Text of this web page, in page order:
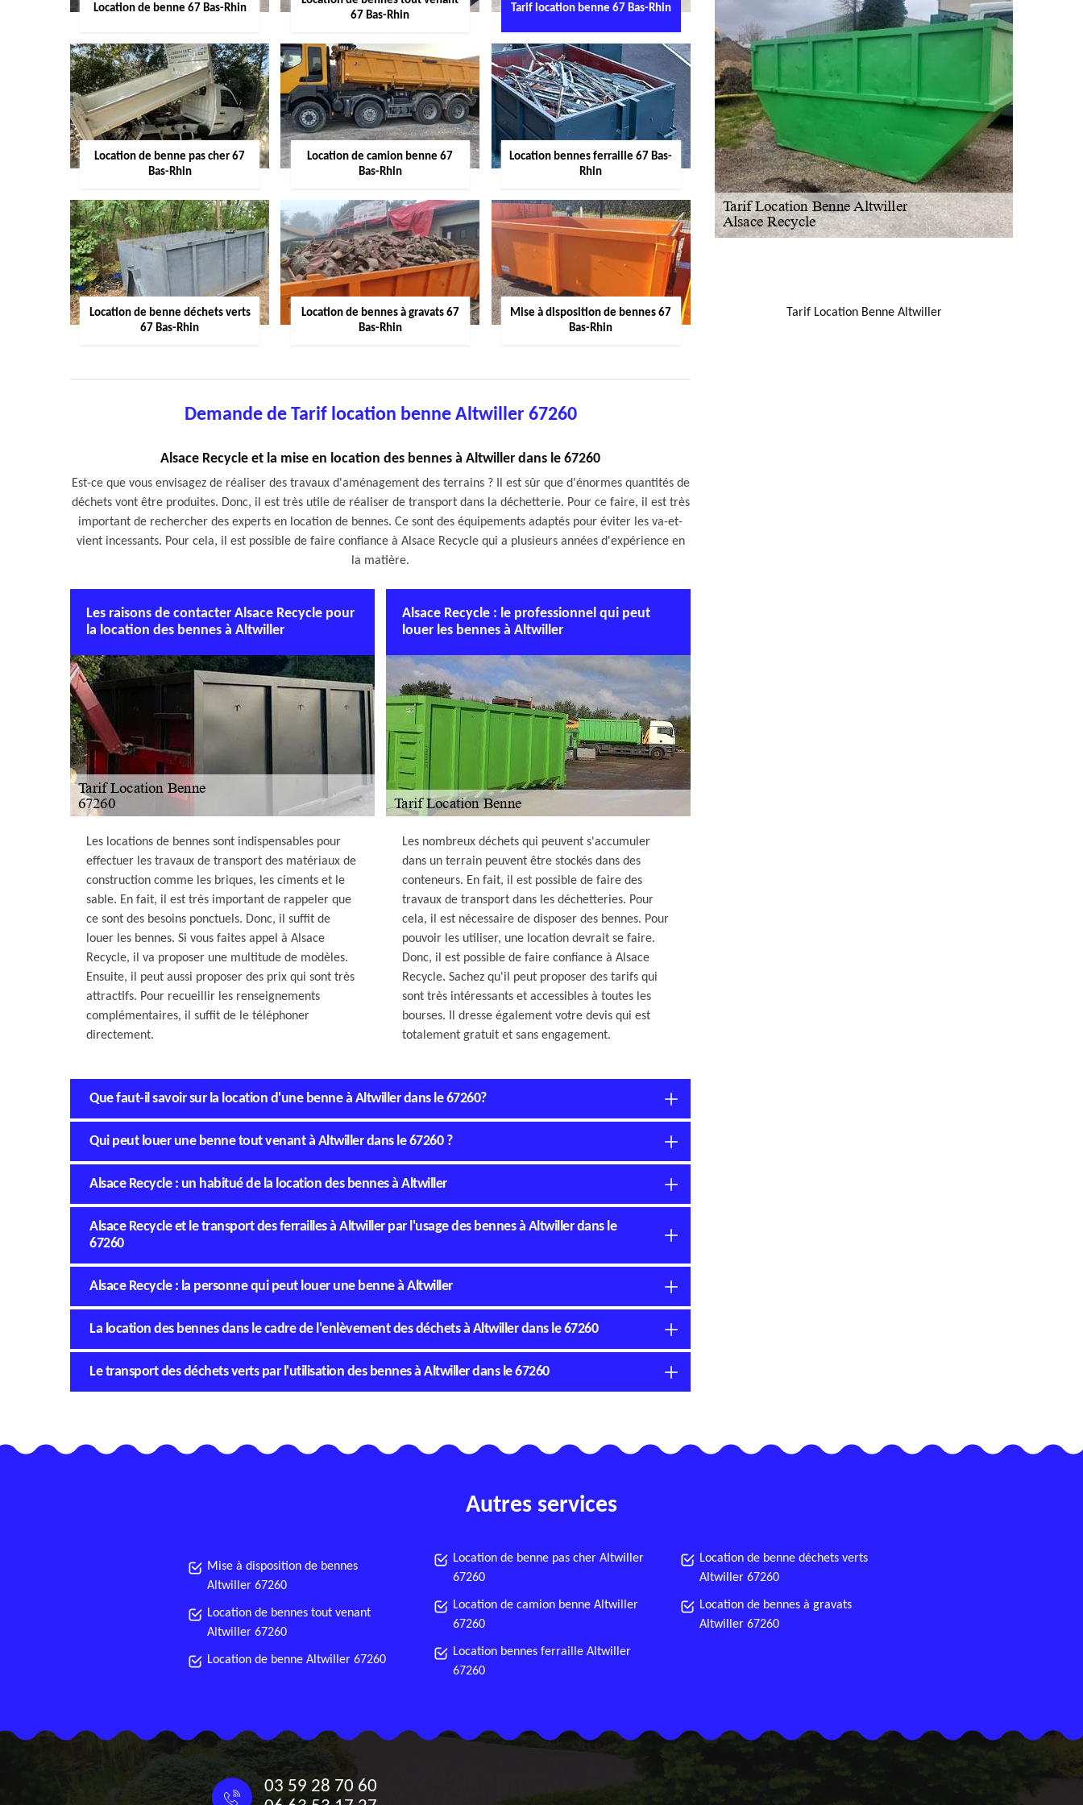
Location de benne 67 Bas-Rhin
67 Bas-Rhin
Tarif location benne 67 Bas-Rhin
Location de benne pas cher 67
Bas-Rhin
Location de camion benne 67
Bas-Rhin
Location bennes ferraille 67 Bas-
Rhin
Location de benne déchets verts
67 Bas-Rhin
Location de bennes à gravats 67
Bas-Rhin
Mise à disposition de bennes 67
Bas-Rhin
Demande de Tarif location benne Altwiller 67260
Alsace Recycle et la mise en location des bennes à Altwiller dans le 67260
Est-ce que vous envisagez de réaliser des travaux d'aménagement des terrains ? Il est sûr que d'énormes quantités de
déchets vont être produites. Donc, il est très utile de réaliser de transport dans la déchetterie. Pour ce faire, il est très
important de rechercher des experts en location de bennes. Ce sont des équipements adaptés pour éviter les va-et-
vient incessants. Pour cela, il est possible de faire confiance à Alsace Recycle qui a plusieurs années d'expérience en
la matière.
Les raisons de contacter Alsace Recycle pour
la location des bennes à Altwiller
Les locations de bennes sont indispensables pour
effectuer les travaux de transport des matériaux de
construction comme les briques, les ciments et le
sable. En fait, il est très important de rappeler que
ce sont des besoins ponctuels. Donc, il suffit de
louer les bennes. Si vous faites appel à Alsace
Recycle, il va proposer une multitude de modèles.
Ensuite, il peut aussi proposer des prix qui sont très
attractifs. Pour recueillir les renseignements
complémentaires, il suffit de le téléphoner
directement.
Alsace Recycle : le professionnel qui peut
louer les bennes à Altwiller
Les nombreux déchets qui peuvent s'accumuler
dans un terrain peuvent être stockés dans des
conteneurs. En fait, il est possible de faire des
travaux de transport dans les déchetteries. Pour
cela, il est nécessaire de disposer des bennes. Pour
pouvoir les utiliser, une location devrait se faire.
Donc, il est possible de faire confiance à Alsace
Recycle. Sachez qu'il peut proposer des tarifs qui
sont très intéressants et accessibles à toutes les
bourses. Il dresse également votre devis qui est
totalement gratuit et sans engagement.
Que faut-il savoir sur la location d'une benne à Altwiller dans le 67260?
Qui peut louer une benne tout venant à Altwiller dans le 67260 ?
Alsace Recycle : un habitué de la location des bennes à Altwiller
Alsace Recycle et le transport des ferrailles à Altwiller par l'usage des bennes à Altwiller dans le
67260
Alsace Recycle : la personne qui peut louer une benne à Altwiller
La location des bennes dans le cadre de l'enlèvement des déchets à Altwiller dans le 67260
Le transport des déchets verts par l'utilisation des bennes à Altwiller dans le 67260
Tarif Location Benne Altwiller
Autres services
Mise à disposition de bennes
Altwiller 67260
Location de bennes tout venant
Altwiller 67260
Location de benne Altwiller 67260
Location de benne pas cher Altwiller
67260
Location de camion benne Altwiller
67260
Location bennes ferraille Altwiller
67260
Location de benne déchets verts
Altwiller 67260
Location de bennes à gravats
Altwiller 67260
03 59 28 70 60